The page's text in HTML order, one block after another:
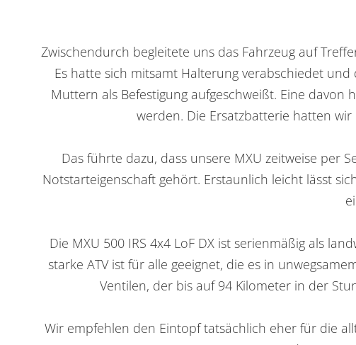
Zwischendurch begleitete uns das Fahrzeug auf
Es hatte sich mitsamt Halterung verabschiedet
Muttern als Befestigung aufgeschweißt. Eine
werden. Die Ersatzbatterie hatten
Das führte dazu, dass unsere MXU zeitweise per
Notstarteigenschaft gehört. Erstaunlich leicht lässt
Die MXU 500 IRS 4x4 LoF DX ist serienmäßig als
starke ATV ist für alle geeignet, die es in
Ventilen, der bis auf 94 Kilometer in der
Wir empfehlen den Eintopf tatsächlich eher für die